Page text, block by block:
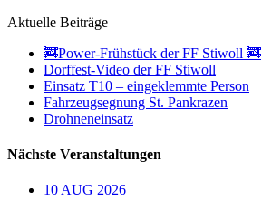
Aktuelle Beiträge
🚒Power-Frühstück der FF Stiwoll 🚒
Dorffest-Video der FF Stiwoll
Einsatz T10 – eingeklemmte Person
Fahrzeugsegnung St. Pankrazen
Drohneneinsatz
Nächste Veranstaltungen
10AUG 2026